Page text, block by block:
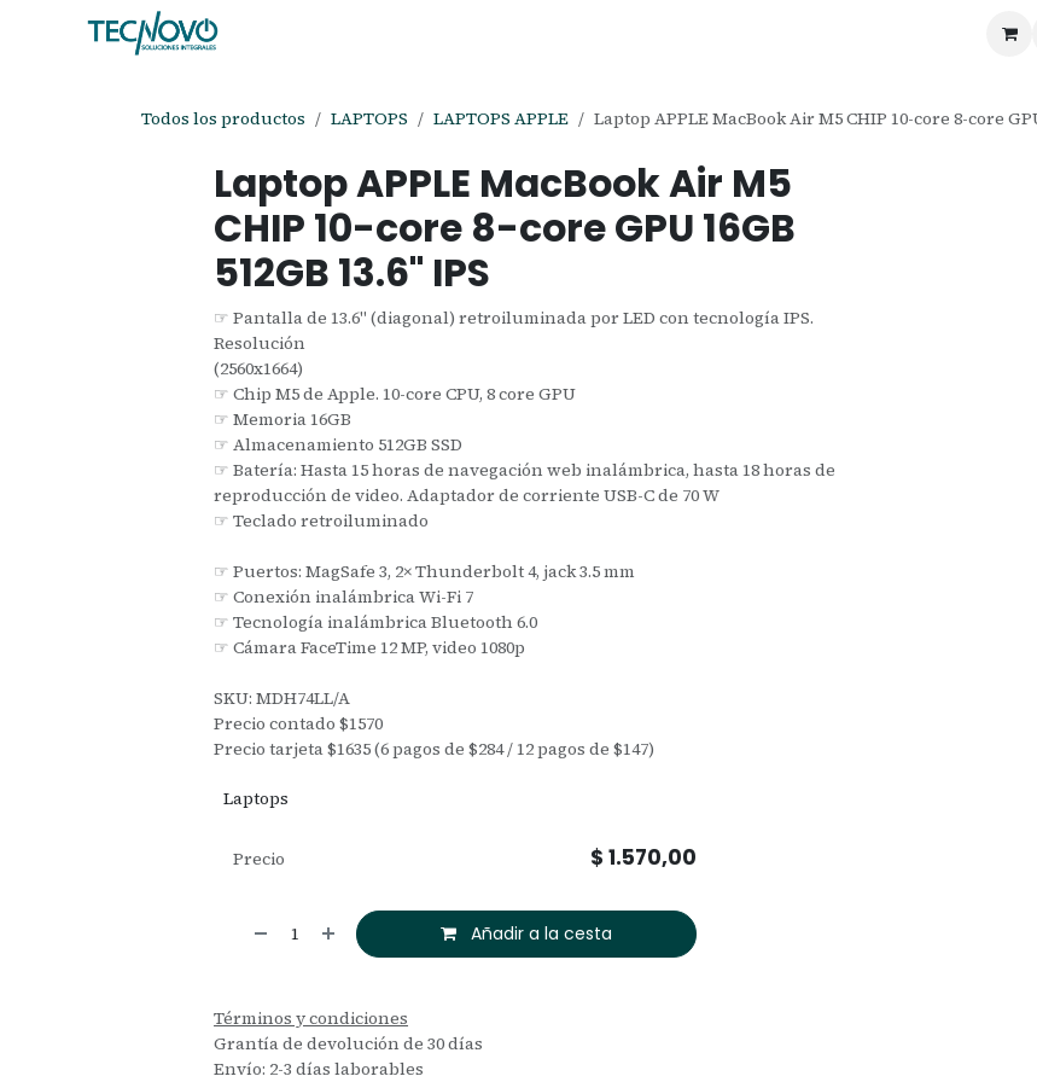
Todos los productos LAPTOPS LAPTOPS APPLE Laptop APPLE MacBook Air M5 CHIP 10-core 8-core
Laptop APPLE MacBook Air M5
CHIP 10-core 8-core GPU 16GB
512GB 13.6" IPS
☞ Pantalla de 13.6" (diagonal) retroiluminada por LED con tecnología IPS.
Resolución
(2560x1664)
☞ Chip M5 de Apple. 10-core CPU, 8 core GPU
☞ Memoria 16GB
☞ Almacenamiento 512GB SSD
☞ Batería: Hasta 15 horas de navegación web inalámbrica, hasta 18 horas de
reproducción de video. Adaptador de corriente USB-C de 70 W
☞ Teclado retroiluminado
☞ Puertos: MagSafe 3, 2× Thunderbolt 4, jack 3.5 mm
☞ Conexión inalámbrica Wi-Fi 7
☞ Tecnología inalámbrica Bluetooth 6.0
☞ Cámara FaceTime 12 MP, video 1080p
SKU: MDH74LL/A
Precio contado $1570
Precio tarjeta $1635 (6 pagos de $284 / 12 pagos de $147)
Laptops
Añadir a la cesta
Precio $1.570,00
Términos y condiciones
Grantía de devolución de 30 días
Envío: 2-3 días laborables